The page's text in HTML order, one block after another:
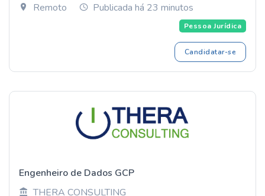
Remoto
Publicada há 23 minutos
Pessoa Jurídica
Candidatar-se
Engenheiro de Dados GCP
THERA CONSULTING